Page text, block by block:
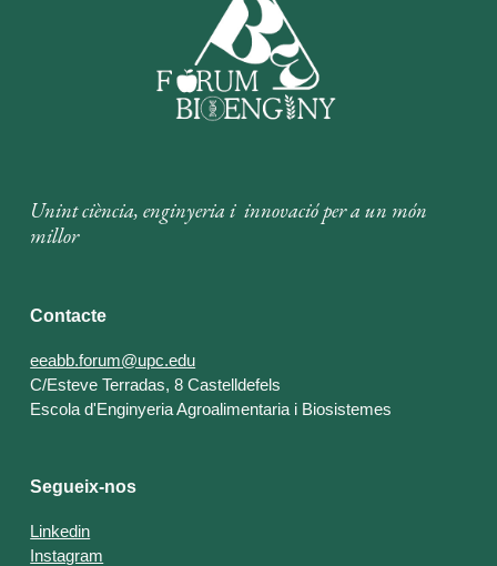
Unint ciència, enginyeria i innovació per a un món
millor
Contacte
eeabb.forum@upc.edu
C/Esteve Terradas, 8 Castelldefels
Escola d'Enginyeria Agroalimentaria i Biosistemes
Segueix-nos
Linkedin
Instagram